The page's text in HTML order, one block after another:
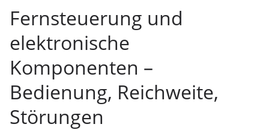
Fernsteuerung und
elektronische
Komponenten –
Bedienung, Reichweite,
Störungen